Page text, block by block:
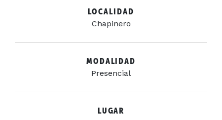
LOCALIDAD
Chapinero
MODALIDAD
Presencial
LUGAR